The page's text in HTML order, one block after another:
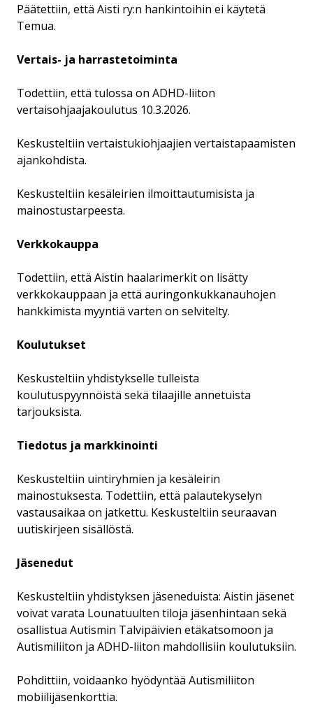
Päätettiin, että Aisti ry:n hankintoihin ei käytetä
Temua.
Vertais- ja harrastetoiminta
Todettiin, että tulossa on ADHD-liiton
vertaisohjaajakoulutus 10.3.2026.
Keskusteltiin vertaistukiohjaajien vertaistapaamisten
ajankohdista.
Keskusteltiin kesäleirien ilmoittautumisista ja
mainostustarpeesta.
Verkkokauppa
Todettiin, että Aistin haalarimerkit on lisätty
verkkokauppaan ja että auringonkukkanauhojen
hankkimista myyntiä varten on selvitelty.
Koulutukset
Keskusteltiin yhdistykselle tulleista
koulutuspyynnöistä sekä tilaajille annetuista
tarjouksista.
Tiedotus ja markkinointi
Keskusteltiin uintiryhmien ja kesäleirin
mainostuksesta. Todettiin, että palautekyselyn
vastausaikaa on jatkettu. Keskusteltiin seuraavan
uutiskirjeen sisällöstä.
Jäsenedut
Keskusteltiin yhdistyksen jäseneduista: Aistin jäsenet
voivat varata Lounatuulten tiloja jäsenhintaan sekä
osallistua Autismin Talvipäivien etäkatsomoon ja
Autismiliiton ja ADHD-liiton mahdollisiin koulutuksiin.
Pohdittiin, voidaanko hyödyntää Autismiliiton
mobiilijäsenkorttia.